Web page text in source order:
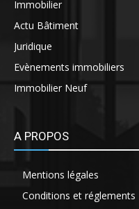
Immobilier
Actu Bâtiment
Juridique
Evènements immobiliers
Immobilier Neuf
A PROPOS
Mentions légales
Conditions et réglements